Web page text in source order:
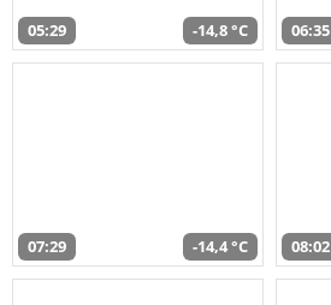
05:29 -14,8 °C 06:35
07:29 -14,4 °C 08:02